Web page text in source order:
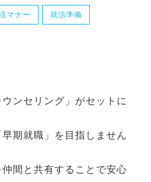
マナー 就活準備
ンセリング」がセットに
期就職」を目指しません
間と共有することで安心